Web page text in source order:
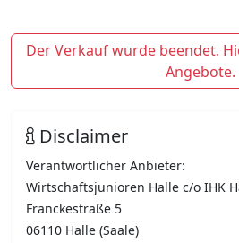
Der Verkauf wurde beendet.
Angebote.
Disclaimer
Verantwortlicher Anbieter:
Wirtschaftsjunioren Halle c/o IHK
Franckestraße 5
06110 Halle (Saale)